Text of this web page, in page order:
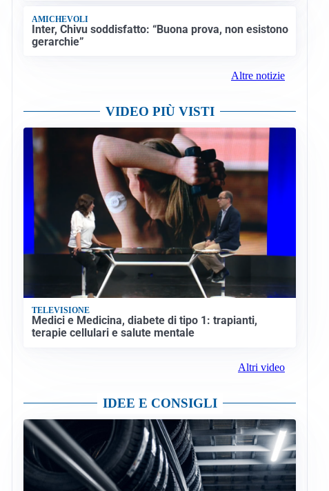
AMICHEVOLI
Inter, Chivu soddisfatto: “Buona prova, non esistono
gerarchie”
Altre notizie
VIDEO PIÙ VISTI
TELEVISIONE
Medici e Medicina, diabete di tipo 1: trapianti,
terapie cellulari e salute mentale
Altri video
IDEE E CONSIGLI